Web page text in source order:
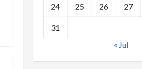
24 25 26 27
31
« Jul